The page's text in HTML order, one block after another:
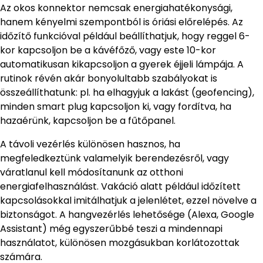
Az okos konnektor nemcsak energiahatékonysági,
hanem kényelmi szempontból is óriási előrelépés. Az
időzítő funkcióval például beállíthatjuk, hogy reggel 6-
kor kapcsoljon be a kávéfőző, vagy este 10-kor
automatikusan kikapcsoljon a gyerek éjjeli lámpája. A
rutinok révén akár bonyolultabb szabályokat is
összeállíthatunk: pl. ha elhagyjuk a lakást (geofencing),
minden smart plug kapcsoljon ki, vagy fordítva, ha
hazaérünk, kapcsoljon be a fűtőpanel.
A távoli vezérlés különösen hasznos, ha
megfeledkeztünk valamelyik berendezésről, vagy
váratlanul kell módosítanunk az otthoni
energiafelhasználást. Vakáció alatt például időzített
kapcsolásokkal imitálhatjuk a jelenlétet, ezzel növelve a
biztonságot. A hangvezérlés lehetősége (Alexa, Google
Assistant) még egyszerűbbé teszi a mindennapi
használatot, különösen mozgásukban korlátozottak
számára.